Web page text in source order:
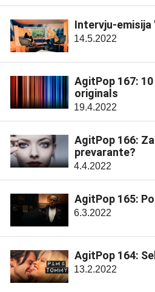
Intervju-emisija
14.5.2022
AgitPop 167:
originals
19.4.2022
AgitPop 166:
prevarante?
4.4.2022
AgitPop 165:
6.3.2022
AgitPop 164:
13.2.2022